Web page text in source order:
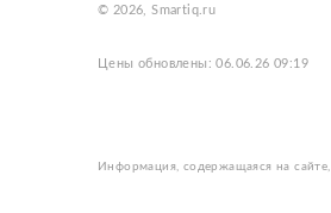
© 2026, Smartiq.ru
Цены обновлены: 06.06.26 09:19
Информация, содержащаяся на